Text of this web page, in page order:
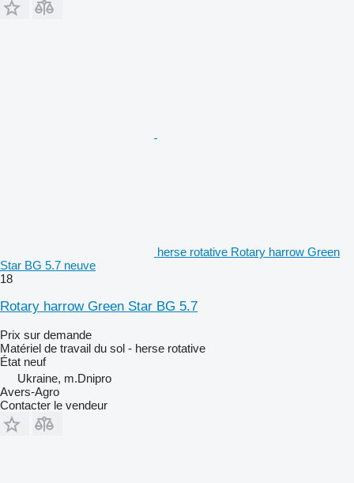
herse rotative Rotary harrow Green
Star BG 5.7 neuve
18
Rotary harrow Green Star BG 5.7
Prix sur demande
Matériel de travail du sol - herse rotative
État neuf
Ukraine, m.Dnipro
Avers-Agro
Contacter le vendeur